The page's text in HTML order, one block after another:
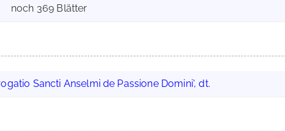
noch 369 Blätter
Sancti Anselmi de Passione Domini', dt.